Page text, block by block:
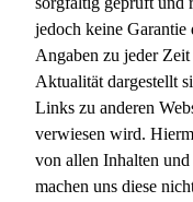
jedoch keine Garantie
Angaben zu jeder
Aktualität dargestellt
Links zu anderen
verwiesen wird.
von allen Inhalten
machen uns diese